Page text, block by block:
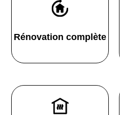
Rénovation complète